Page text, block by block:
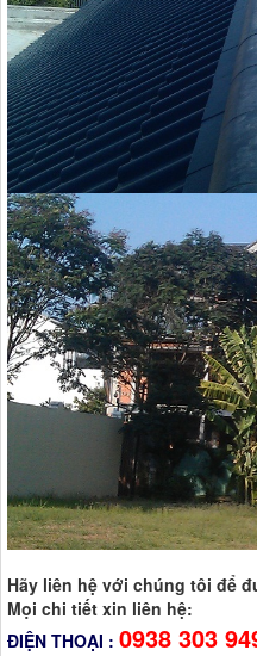
Hãy liên hệ với chúng tôi để
Mọi chi tiết xin liên hệ:
ĐIỆN THOẠI : 0938 303